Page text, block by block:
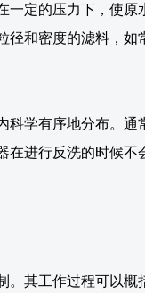
一定的压力下，使
和密度的滤料，如
学有序地分布。
进行反洗的时候不
其工作过程可以概